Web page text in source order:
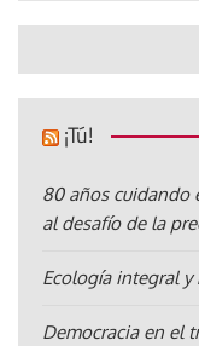
¡Tú!
80 años cuidando
al desafío de la
Ecología integral
Democracia en el